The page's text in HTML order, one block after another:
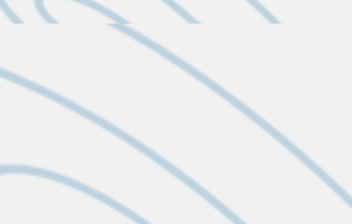
LES DERNIÈRES ACTUS